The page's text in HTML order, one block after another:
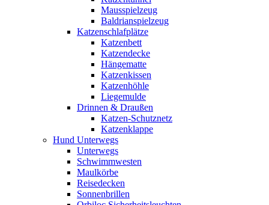
Mausspielzeug
Baldrianspielzeug
Katzenschlafplätze
Katzenbett
Katzendecke
Hängematte
Katzenkissen
Katzenhöhle
Liegemulde
Drinnen & Draußen
Katzen-Schutznetz
Katzenklappe
Hund Unterwegs
Unterwegs
Schwimmwesten
Maulkörbe
Reisedecken
Sonnenbrillen